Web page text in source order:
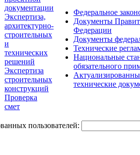
документации
Экспертиза,
архитектурно-
строительных
и
технических
решений
Экспертиза
строительных
конструкций
Проверка
смет
Федеральное
Документы
Федерации
Документы
Технические
Национальные
обязательного
технические
пользователей: